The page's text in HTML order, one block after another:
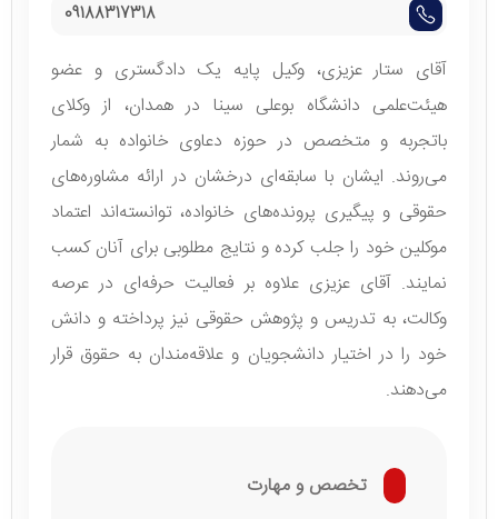
09188317318
آقای ستار عزیزی، وکیل پایه یک دادگستری و عضو
هیئت‌علمی دانشگاه بوعلی سینا در همدان، از وکلای
باتجربه و متخصص در حوزه دعاوی خانواده به شمار
می‌روند. ایشان با سابقه‌ای درخشان در ارائه مشاوره‌های
حقوقی و پیگیری پرونده‌های خانواده، توانسته‌اند اعتماد
موکلین خود را جلب کرده و نتایج مطلوبی برای آنان کسب
نمایند. آقای عزیزی علاوه بر فعالیت حرفه‌ای در عرصه
وکالت، به تدریس و پژوهش حقوقی نیز پرداخته و دانش
خود را در اختیار دانشجویان و علاقه‌مندان به حقوق قرار
می‌دهند.
تخصص و مهارت